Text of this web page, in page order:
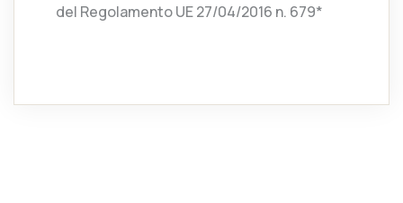
del Regolamento UE 27/04/2016 n. 679*